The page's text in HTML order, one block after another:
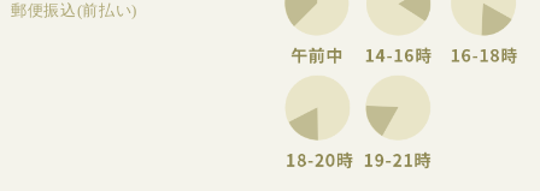
郵便振込(前払い)